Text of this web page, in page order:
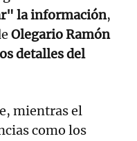
la información,
Olegario Ramón
detalles del
mientras el
como los